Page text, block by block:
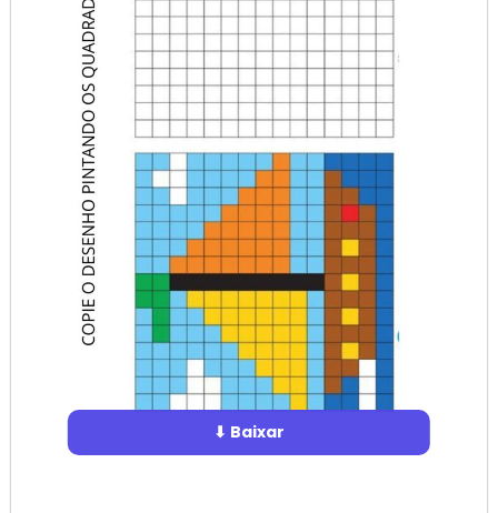
⬇ Baixar